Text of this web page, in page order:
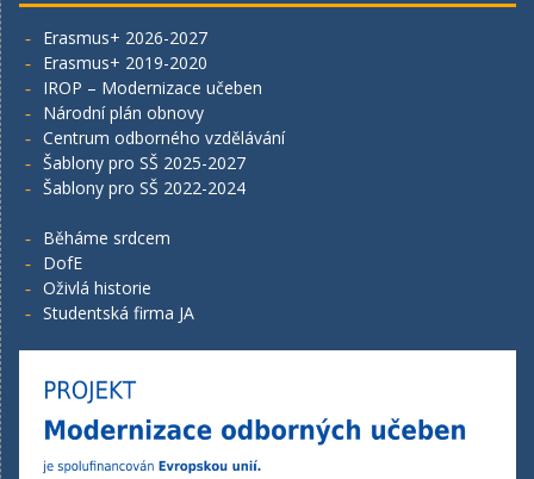
Erasmus+ 2026-2027
Erasmus+ 2019-2020
IROP – Modernizace učeben
Národní plán obnovy
Centrum odborného vzdělávání
Šablony pro SŠ 2025-2027
Šablony pro SŠ 2022-2024
Běháme srdcem
DofE
Oživlá historie
Studentská firma JA